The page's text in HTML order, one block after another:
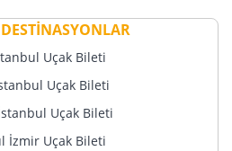
Uçak Bileti
Uçak Bileti
Uçak Bileti
İzmir Uçak Bileti